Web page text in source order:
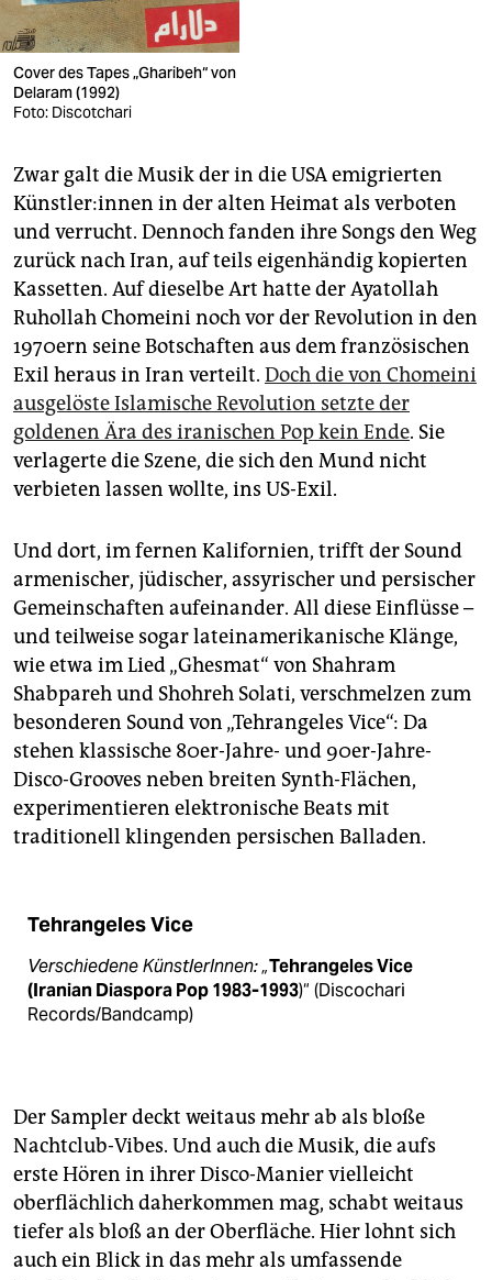
Cover des Tapes „Gharibeh“ von
Delaram (1992)
Foto: Discotchari
Zwar galt die Musik der in die USA emigrierten
Künst­le­r:in­nen in der alten Heimat als verboten
und verrucht. Dennoch fanden ihre Songs den Weg
zurück nach Iran, auf teils eigenhändig kopierten
Kassetten. Auf dieselbe Art hatte der Ayatollah
Ruhollah Chomeini noch vor der Revolution in den
1970ern seine Botschaften aus dem französischen
Exil heraus in Iran verteilt. Doch die von Chomeini
ausgelöste Islamische Revolution setzte der
goldenen Ära des iranischen Pop kein Ende. Sie
verlagerte die Szene, die sich den Mund nicht
verbieten lassen wollte, ins US-Exil.
Und dort, im fernen Kalifornien, trifft der Sound
armenischer, jüdischer, assyrischer und persischer
Gemeinschaften aufeinander. All diese Einflüsse –
und teilweise sogar lateinamerikanische Klänge,
wie etwa im Lied „Ghesmat“ von Shahram
Shabpareh und Shohreh Solati, verschmelzen zum
besonderen Sound von „Tehrangeles Vice“: Da
stehen klassische 80er-Jahre- und 90er-Jahre-
Disco-Grooves neben breiten Synth-Flächen,
experimentieren elektronische Beats mit
traditionell klingenden persischen Balladen.
Tehrangeles Vice
Verschiedene KünstlerInnen: „Tehrangeles Vice
(Iranian Diaspora Pop 1983-1993)“ (Discochari
Records/Bandcamp)
Der Sampler deckt weitaus mehr ab als bloße
Nachtclub-Vibes. Und auch die Musik, die aufs
erste Hören in ihrer Disco-Manier vielleicht
oberflächlich daherkommen mag, schabt weitaus
tiefer als bloß an der Oberfläche. Hier lohnt sich
auch ein Blick in das mehr als umfassende